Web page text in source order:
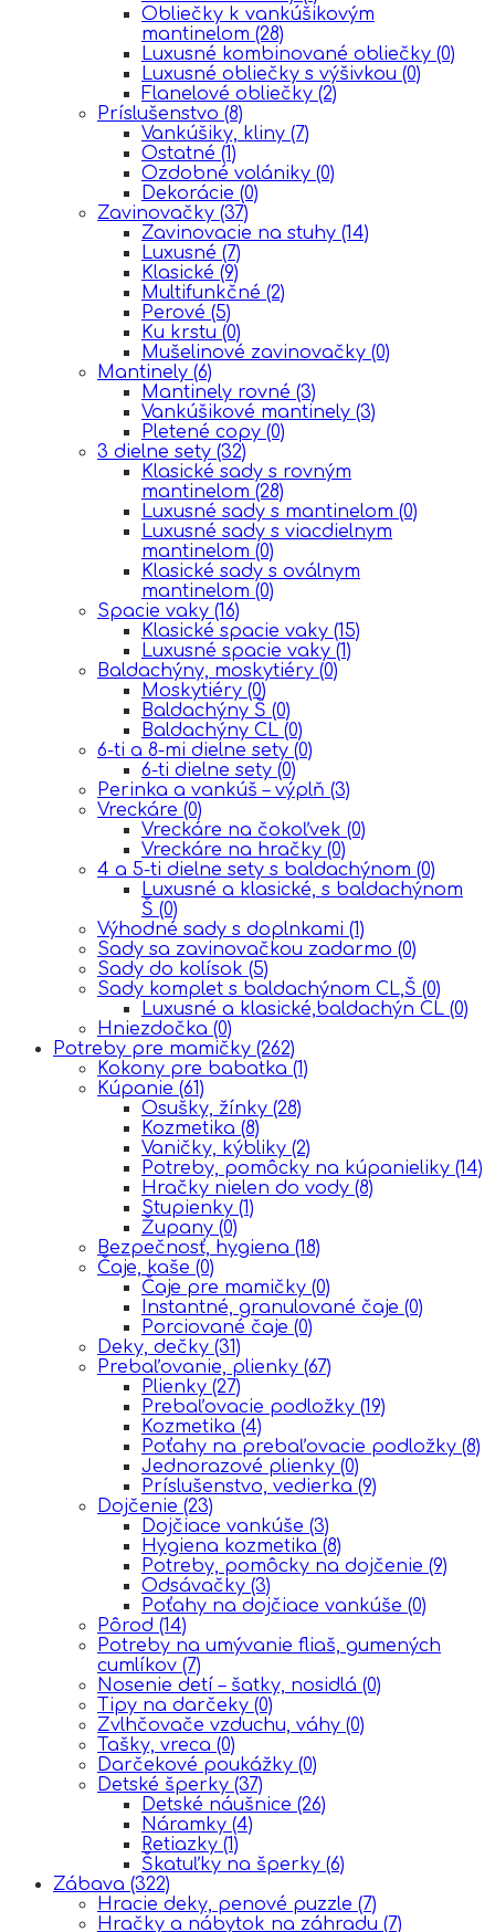
Obliečky k vankúšikovým
mantinelom (28)
Luxusné kombinované obliečky (0)
Luxusné obliečky s výšivkou (0)
Flanelové obliečky (2)
Príslušenstvo (8)
Vankúšiky, kliny (7)
Ostatné (1)
Ozdobné volániky (0)
Dekorácie (0)
Zavinovačky (37)
Zavinovacie na stuhy (14)
Luxusné (7)
Klasické (9)
Multifunkčné (2)
Perové (5)
Ku krstu (0)
Mušelinové zavinovačky (0)
Mantinely (6)
Mantinely rovné (3)
Vankúšikové mantinely (3)
Pletené copy (0)
3 dielne sety (32)
Klasické sady s rovným
mantinelom (28)
Luxusné sady s mantinelom (0)
Luxusné sady s viacdielnym
mantinelom (0)
Klasické sady s oválnym
mantinelom (0)
Spacie vaky (16)
Klasické spacie vaky (15)
Luxusné spacie vaky (1)
Baldachýny, moskytiéry (0)
Moskytiéry (0)
Baldachýny Š (0)
Baldachýny CL (0)
6-ti a 8-mi dielne sety (0)
6-ti dielne sety (0)
Perinka a vankúš – výplň (3)
Vreckáre (0)
Vreckáre na čokoľvek (0)
Vreckáre na hračky (0)
4 a 5-ti dielne sety s baldachýnom (0)
Luxusné a klasické, s baldachýnom
Š (0)
Výhodné sady s doplnkami (1)
Sady sa zavinovačkou zadarmo (0)
Sady do kolísok (5)
Sady komplet s baldachýnom CL,Š (0)
Luxusné a klasické,baldachýn CL (0)
Hniezdočka (0)
Potreby pre mamičky (262)
Kokony pre babatka (1)
Kúpanie (61)
Osušky, žínky (28)
Kozmetika (8)
Vaničky, kýbliky (2)
Potreby, pomôcky na kúpanieliky (14)
Hračky nielen do vody (8)
Stupienky (1)
Župany (0)
Bezpečnosť, hygiena (18)
Čaje, kaše (0)
Čaje pre mamičky (0)
Instantné, granulované čaje (0)
Porciované čaje (0)
Deky, dečky (31)
Prebaľovanie, plienky (67)
Plienky (27)
Prebaľovacie podložky (19)
Kozmetika (4)
Poťahy na prebaľovacie podložky (8)
Jednorazové plienky (0)
Príslušenstvo, vedierka (9)
Dojčenie (23)
Dojčiace vankúše (3)
Hygiena kozmetika (8)
Potreby, pomôcky na dojčenie (9)
Odsávačky (3)
Poťahy na dojčiace vankúše (0)
Pôrod (14)
Potreby na umývanie fliaš, gumených
cumlíkov (7)
Nosenie detí – šatky, nosidlá (0)
Tipy na darčeky (0)
Zvlhčovače vzduchu, váhy (0)
Tašky, vreca (0)
Darčekové poukážky (0)
Detské šperky (37)
Detské náušnice (26)
Náramky (4)
Retiazky (1)
Škatuľky na šperky (6)
Zábava (322)
Hracie deky, penové puzzle (7)
Hračky a nábytok na záhradu (7)